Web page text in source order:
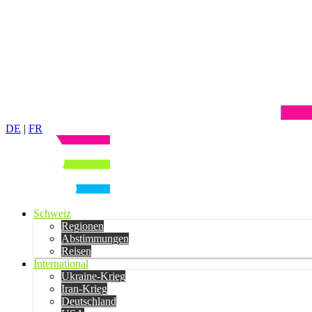
DE | FR
Schweiz
Regionen
Abstimmungen
Reisen
International
Ukraine-Krieg
Iran-Krieg
Deutschland